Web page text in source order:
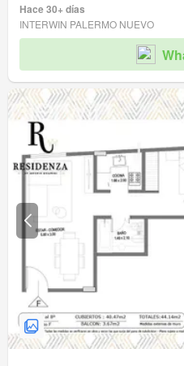
Hace 30+ días
INTERWIN PALERMO NUEVO